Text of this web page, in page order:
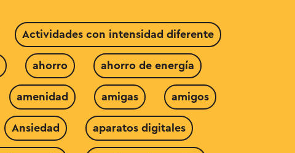
Actividades con intensidad diferente
ahorro ahorro de energía
amenidad amigas amigos
Ansiedad aparatos digitales